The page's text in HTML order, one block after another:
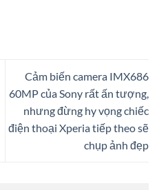
Cảm biến camera IMX686
60MP của Sony rất ấn tượng,
nhưng đừng hy vọng chiếc
điện thoại Xperia tiếp theo sẽ
chụp ảnh đẹp